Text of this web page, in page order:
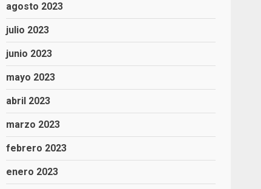
agosto 2023
julio 2023
junio 2023
mayo 2023
abril 2023
marzo 2023
febrero 2023
enero 2023